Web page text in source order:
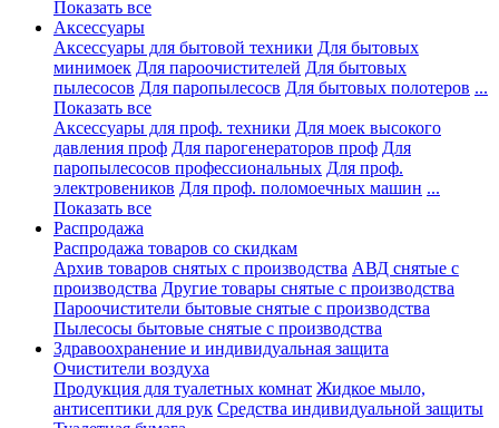
Показать все
Аксессуары
Аксессуары для бытовой техники Для бытовых
минимоек Для пароочистителей Для бытовых
пылесосов Для паропылесосв Для бытовых полотеров ...
Показать все
Аксессуары для проф. техники Для моек высокого
давления проф Для парогенераторов проф Для
паропылесосов профессиональных Для проф.
электровеников Для проф. поломоечных машин ...
Показать все
Распродажа
Распродажа товаров со скидкам
Архив товаров снятых с производства АВД снятые с
производства Другие товары снятые с производства
Пароочистители бытовые снятые с производства
Пылесосы бытовые снятые с производства
Здравоохранение и индивидуальная защита
Очистители воздуха
Продукция для туалетных комнат Жидкое мыло,
антисептики для рук Средства индивидуальной защиты